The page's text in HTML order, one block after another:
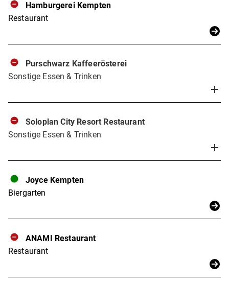
Hamburgerei Kempten
Restaurant
Purschwarz Kaffeerösterei
Sonstige Essen & Trinken
Soloplan City Resort Restaurant
Sonstige Essen & Trinken
Joyce Kempten
Biergarten
ANAMI Restaurant
Restaurant